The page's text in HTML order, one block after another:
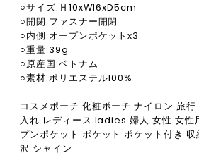
○サイズ:Ｈ10xW16xD5cm
○開閉:ファスナー開閉
○内側:オープンポケットx3
○重量:39g
○原産国:ベトナム
○素材:ポリエステル100%
コスメポーチ 化粧ポーチ ナイロン 旅
入れ レディース ladies 婦人 女性 女性
プンポケット ポケット ポケット付き
沢 シャイン